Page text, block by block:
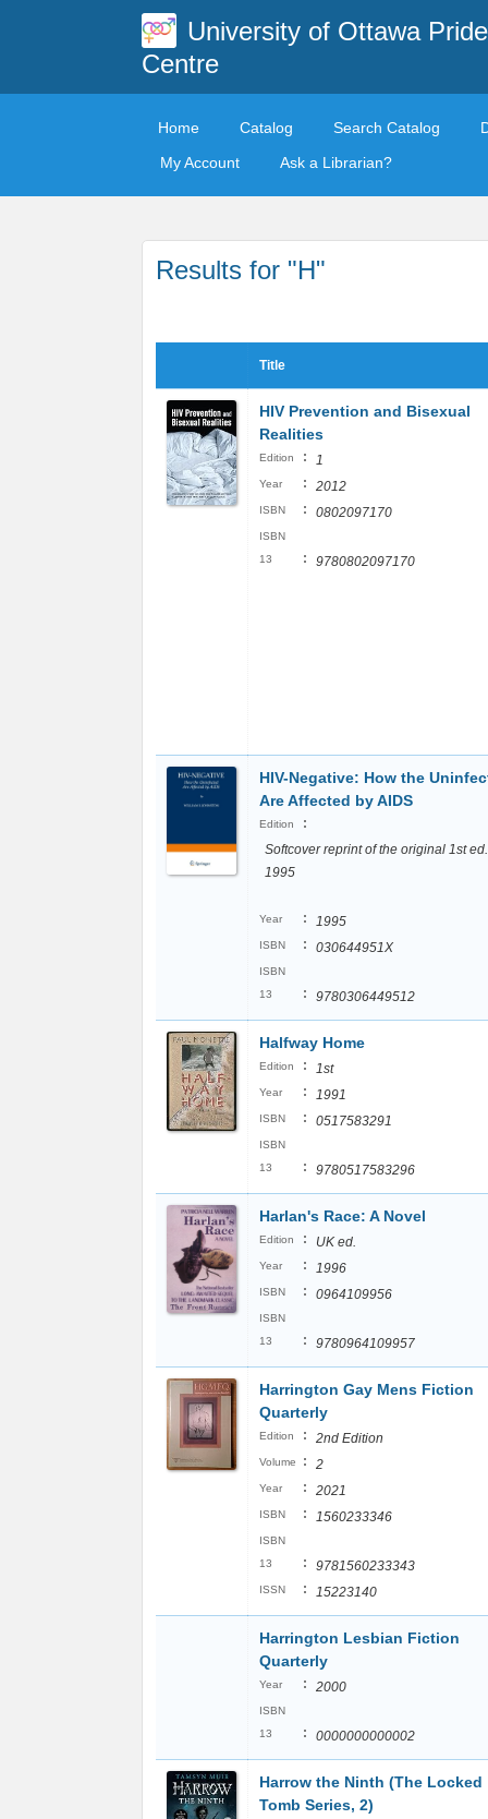
University of Ottawa Pride
Centre
Home Catalog Search Catalog
My Account
Ask a Librarian?
Results for "H"
Title
HIV Prevention and Bisexual
Realities
Edition : 1
Year : 2012
ISBN : 0802097170
ISBN
13
: 9780802097170
HIV-Negative: How the
Are Affected by AIDS
Edition
:
Softcover reprint of the original 1st ed.
1995
Year : 1995
ISBN : 030644951X
ISBN
13
: 9780306449512
Halfway Home
Edition : 1st
Year : 1991
ISBN : 0517583291
ISBN
13
: 9780517583296
Harlan's Race: A Novel
Edition : UK ed.
Year : 1996
ISBN : 0964109956
ISBN
13
: 9780964109957
Harrington Gay Mens Fiction
Quarterly
Edition : 2nd Edition
Volume : 2
Year : 2021
ISBN : 1560233346
ISBN
13
: 9781560233343
ISSN : 15223140
Harrington Lesbian Fiction
Quarterly
Year : 2000
ISBN
13
: 0000000000002
Harrow the Ninth (The Locked
Tomb Series, 2)